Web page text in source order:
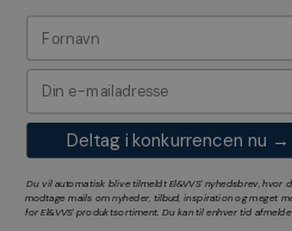
Tilmeld dig vores
modtag relevante
Deltag i konkurrencen nu →
Du vil automatisk blive tilmeldt El&VVS' nyhedsbrev, hvor
modtage mails om nyheder, tilbud, inspiration og meget
forEl&VVS'produktsortiment. Du kan til enhver tid afmelde